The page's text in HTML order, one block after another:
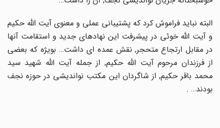
البته نباید فراموش کرد که پشتیبانى عملى و معنوى آیت اللّه حکیم
و آیت اللّه خوئى در پیشرفت این نهادهاى جدید و استقامت آنها
در مقابل ارتجاع متحجر, نقش عمده اى داشت… بویژه که بعضى
از فرزندان مرحوم آیت اللّه حکیم, از جمله آیت اللّه شهید سید
محمد باقر حکیم, از شاگردان این مکتب نواندیشى در حوزه نجف
بودند… .